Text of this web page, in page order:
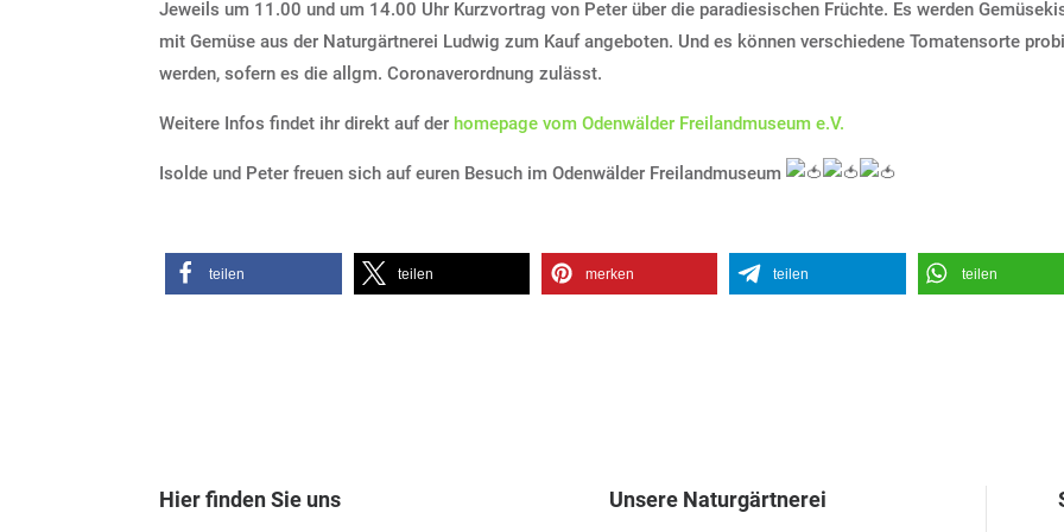
Jeweils um 11.00 und um 14.00 Uhr Kurzvortrag von Peter über die paradiesischen Früchte. Es werden
mit Gemüse aus der Naturgärtnerei Ludwig zum Kauf angeboten. Und es können verschiedene Tomatensorte
werden, sofern es die allgm. Coronaverordnung zulässt.
Weitere Infos findet ihr direkt auf der homepage vom Odenwälder Freilandmuseum e.V.
Isolde und Peter freuen sich auf euren Besuch im Odenwälder Freilandmuseum
teilen teilen merken teilen teilen
Hier finden Sie uns Unsere Naturgärtnerei